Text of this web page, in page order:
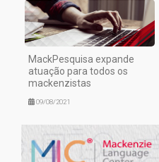
MackPesquisa expande
atuação para todos os
mackenzistas
09/08/2021